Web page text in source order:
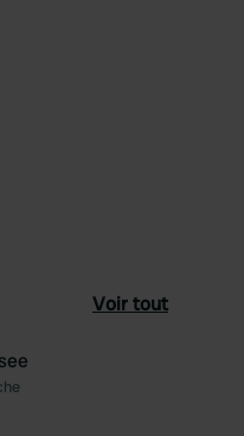
Voir tout
Préféré